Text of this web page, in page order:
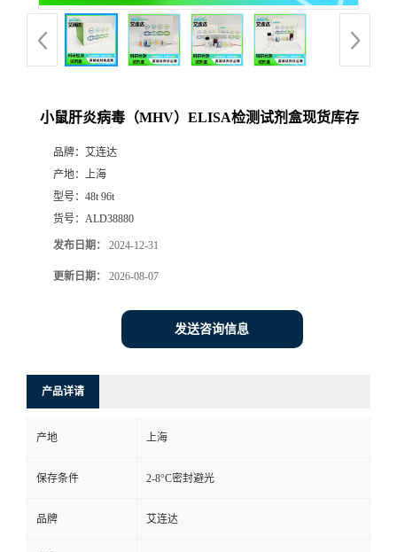
小鼠肝炎病毒（MHV）ELISA检测试剂盒现货库存
品牌： 艾连达
产地： 上海
型号： 48t 96t
货号： ALD38880
发布日期： 2024-12-31
更新日期： 2026-08-07
发送咨询信息
产品详请
产地 上海
保存条件 2-8°C密封避光
品牌 艾连达